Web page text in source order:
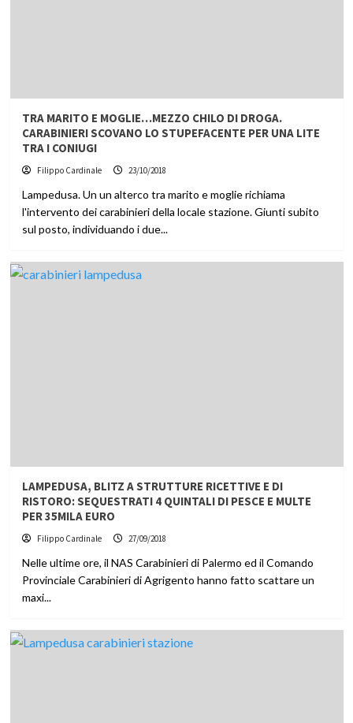
TRA MARITO E MOGLIE…MEZZO CHILO DI DROGA.
CARABINIERI SCOVANO LO STUPEFACENTE PER UNA LITE
TRA I CONIUGI
Filippo Cardinale 23/10/2018
Lampedusa. Un un alterco tra marito e moglie richiama
l'intervento dei carabinieri della locale stazione. Giunti subito
sul posto, individuando i due...
LAMPEDUSA, BLITZ A STRUTTURE RICETTIVE E DI
RISTORO: SEQUESTRATI 4 QUINTALI DI PESCE E MULTE
PER 35MILA EURO
Filippo Cardinale 27/09/2018
Nelle ultime ore, il NAS Carabinieri di Palermo ed il Comando
Provinciale Carabinieri di Agrigento hanno fatto scattare un
maxi...